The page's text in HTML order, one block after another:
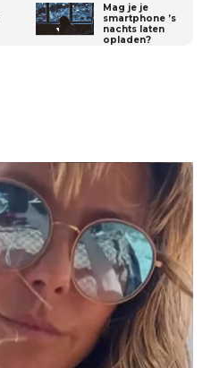
Mag je je
smartphone ’s
nachts laten
opladen?